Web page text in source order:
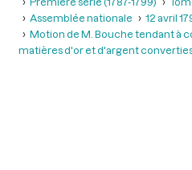
Assemblée nationale
12 avril
Motion de M. Bouche tendant à
matières d'or et d'argent